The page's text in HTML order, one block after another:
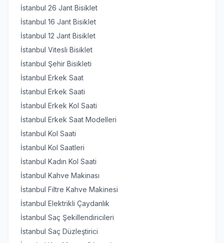
İstanbul 26 Jant Bisiklet
İstanbul 16 Jant Bisiklet
İstanbul 12 Jant Bisiklet
İstanbul Vitesli Bisiklet
İstanbul Şehir Bisikleti
İstanbul Erkek Saat
İstanbul Erkek Saati
İstanbul Erkek Kol Saati
İstanbul Erkek Saat Modelleri
İstanbul Kol Saati
İstanbul Kol Saatleri
İstanbul Kadın Kol Saati
İstanbul Kahve Makinası
İstanbul Filtre Kahve Makinesi
İstanbul Elektrikli Çaydanlık
İstanbul Saç Şekillendiricileri
İstanbul Saç Düzleştirici